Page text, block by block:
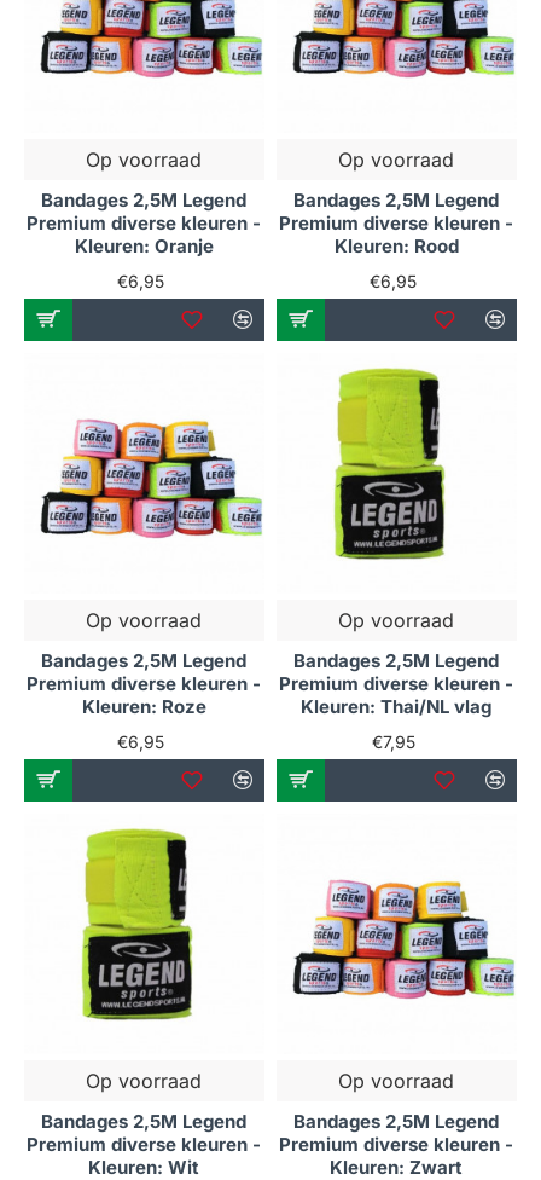
Op voorraad
Bandages 2,5M Legend
Premium diverse kleuren -
Kleuren: Oranje
€6,95
Op voorraad
Bandages 2,5M Legend
Premium diverse kleuren -
Kleuren: Rood
€6,95
Op voorraad
Bandages 2,5M Legend
Premium diverse kleuren -
Kleuren: Roze
€6,95
Op voorraad
Bandages 2,5M Legend
Premium diverse kleuren -
Kleuren: Thai/NL vlag
€7,95
Op voorraad
Bandages 2,5M Legend
Premium diverse kleuren -
Kleuren: Wit
Op voorraad
Bandages 2,5M Legend
Premium diverse kleuren -
Kleuren: Zwart